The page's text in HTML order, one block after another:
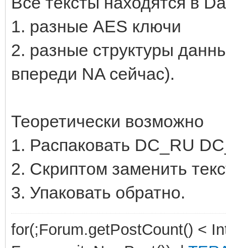
1. разные AES ключи
2. разные структуры
впереди NA сейчас).
Теоретически возможно
1. Распаковать DC_RU
2. Скриптом заменить
3. Упаковать обратно.
for(;Forum.getPostCount() <